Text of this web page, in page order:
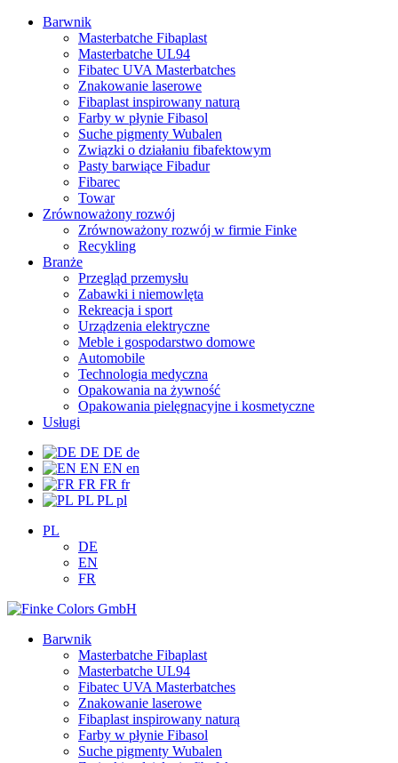
Barwnik
Masterbatche Fibaplast
Masterbatche UL94
Fibatec UVA Masterbatches
Znakowanie laserowe
Fibaplast inspirowany naturą
Farby w płynie Fibasol
Suche pigmenty Wubalen
Związki o działaniu fibafektowym
Pasty barwiące Fibadur
Fibarec
Towar
Zrównoważony rozwój
Zrównoważony rozwój w firmie Finke
Recykling
Branże
Przegląd przemysłu
Zabawki i niemowlęta
Rekreacja i sport
Urządzenia elektryczne
Meble i gospodarstwo domowe
Automobile
Technologia medyczna
Opakowania na żywność
Opakowania pielęgnacyjne i kosmetyczne
Usługi
DE DE de
EN EN en
FR FR fr
PL PL pl
PL
DE
EN
FR
Barwnik
Masterbatche Fibaplast
Masterbatche UL94
Fibatec UVA Masterbatches
Znakowanie laserowe
Fibaplast inspirowany naturą
Farby w płynie Fibasol
Suche pigmenty Wubalen